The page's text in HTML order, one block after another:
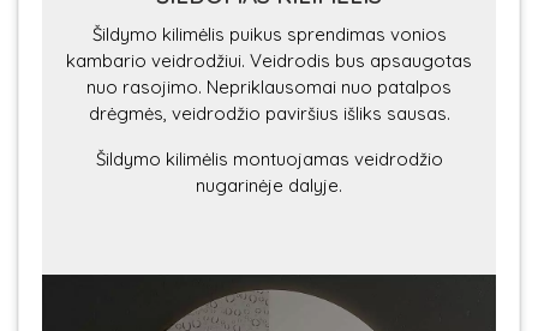
Šildymo kilimėlis puikus sprendimas vonios
kambario veidrodžiui. Veidrodis bus apsaugotas
nuo rasojimo. Nepriklausomai nuo patalpos
drėgmės, veidrodžio paviršius išliks sausas.
Šildymo kilimėlis montuojamas veidrodžio
nugarinėje dalyje.